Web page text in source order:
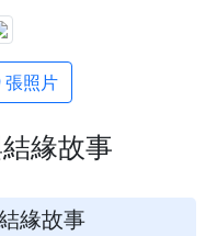
張照片
緣故事
緣故事